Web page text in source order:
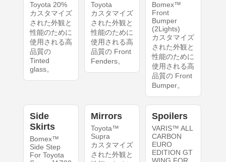
Toyota 20%
カスタマイズ
された外観と
性能のために
使用される高
品質の
Tinted
glass。
Toyota
カスタマイズ
された外観と
性能のために
使用される高
品質の Front
Fenders。
Bomex™
Front
Bumper
(2Lights)
カスタマイズ
された外観と
性能のために
使用される高
品質の Front
Bumper。
Side
Skirts
Bomex™
Side Step
For Toyota
Mirrors
Toyota™
Supra
カスタマイズ
された外観と
Spoilers
VARIS™ ALL
CARBON
EURO
EDITION GT